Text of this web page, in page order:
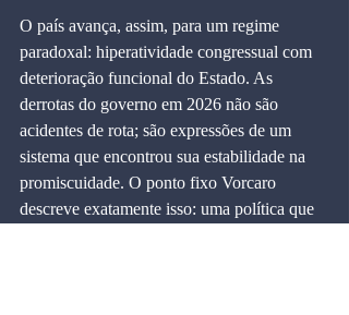
O país avança, assim, para um regime
paradoxal: hiperatividade congressual com
deterioração funcional do Estado. As
derrotas do governo em 2026 não são
acidentes de rota; são expressões de um
sistema que encontrou sua estabilidade na
promiscuidade. O ponto fixo Vorcaro
descreve exatamente isso: uma política que